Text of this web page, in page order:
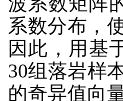
系数分布，
因此，用基
30组落岩样
的奇异值向